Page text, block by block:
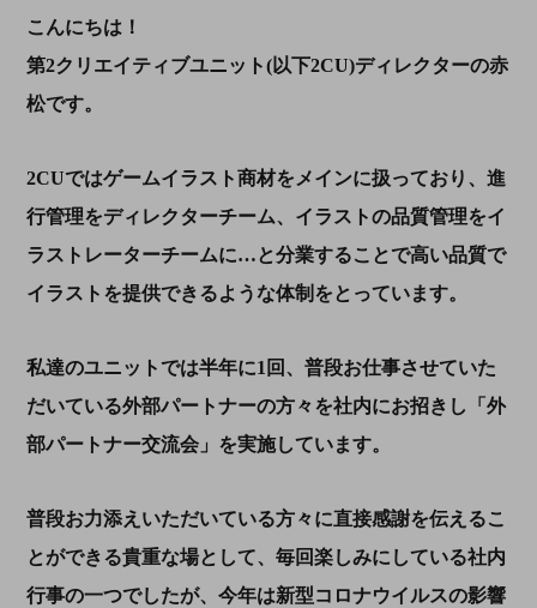
こんにちは！
第2クリエイティブユニット(以下2CU)ディレクターの赤
松です。
2CUではゲームイラスト商材をメインに扱っており、進
行管理をディレクターチーム、イラストの品質管理をイ
ラストレーターチームに…と分業することで高い品質で
イラストを提供できるような体制をとっています。
私達のユニットでは半年に1回、普段お仕事させていた
だいている外部パートナーの方々を社内にお招きし「外
部パートナー交流会」を実施しています。
普段お力添えいただいている方々に直接感謝を伝えるこ
とができる貴重な場として、毎回楽しみにしている社内
行事の一つでしたが、今年は新型コロナウイルスの影響